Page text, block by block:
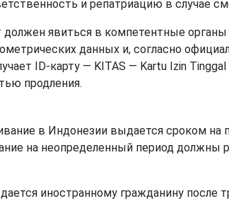
и репатриацию в случае
должен явиться в компетентные органы
данных и, согласно
ID-карту — KITAS — Kartu Izin
продления.
в Индонезии выдается сроком на
на неопределенный период должны
иностранному гражданину после